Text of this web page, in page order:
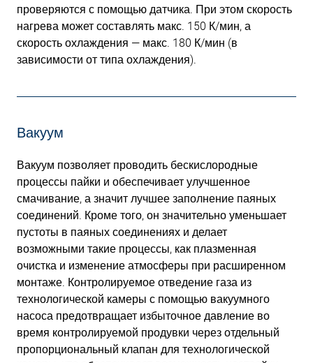
проверяются с помощью датчика. При этом скорость
нагрева может составлять макс. 150 К/мин, а
скорость охлаждения — макс. 180 К/мин (в
зависимости от типа охлаждения).
Вакуум
Вакуум позволяет проводить бескислородные
процессы пайки и обеспечивает улучшенное
смачивание, а значит лучшее заполнение паяных
соединений. Кроме того, он значительно уменьшает
пустоты в паяных соединениях и делает
возможными такие процессы, как плазменная
очистка и изменение атмосферы при расширенном
монтаже. Контролируемое отведение газа из
технологической камеры с помощью вакуумного
насоса предотвращает избыточное давление во
время контролируемой продувки через отдельный
пропорциональный клапан для технологической